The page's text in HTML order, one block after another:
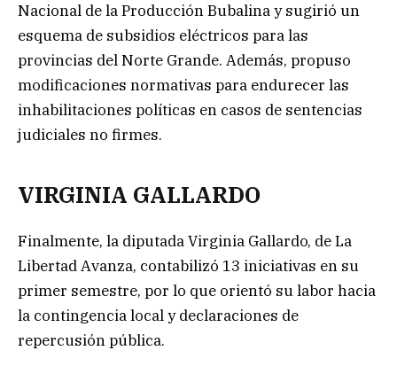
Nacional de la Producción Bubalina y sugirió un
esquema de subsidios eléctricos para las
provincias del Norte Grande. Además, propuso
modificaciones normativas para endurecer las
inhabilitaciones políticas en casos de sentencias
judiciales no firmes.
VIRGINIA GALLARDO
Finalmente, la diputada Virginia Gallardo, de La
Libertad Avanza, contabilizó 13 iniciativas en su
primer semestre, por lo que orientó su labor hacia
la contingencia local y declaraciones de
repercusión pública.